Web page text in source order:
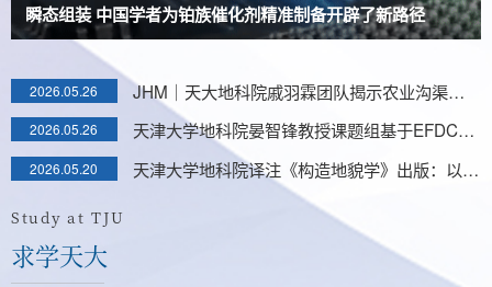
瞬态组装 中国学者为铂族催化剂精准制备开辟了新路径
2026.05.26 JHM｜天大地科院戚羽霖团队揭示农业沟渠药物耐药性风险的微生物适应与环境共选择机制
2026.05.26 天津大学地科院晏智锋教授课题组基于EFDC模型开发内陆水体N2O排放模拟模块
2026.05.20 天津大学地科院译注《构造地貌学》出版：以地貌为线索，读懂构造—气候—地表过程
Study at TJU
求学天大